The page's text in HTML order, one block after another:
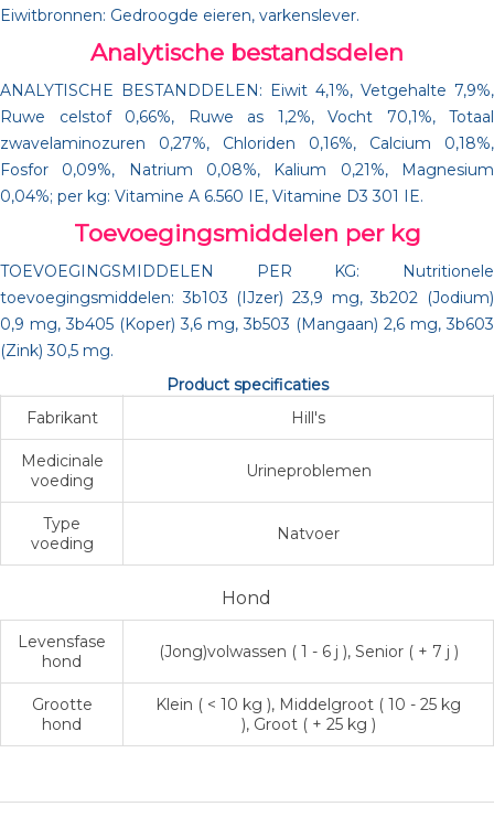
Eiwitbronnen: Gedroogde eieren, varkenslever.
Analytische bestandsdelen
ANALYTISCHE BESTANDDELEN: Eiwit 4,1%, Vetgehalte 7,9%,
Ruwe celstof 0,66%, Ruwe as 1,2%, Vocht 70,1%, Totaal
zwavelaminozuren 0,27%, Chloriden 0,16%, Calcium 0,18%,
Fosfor 0,09%, Natrium 0,08%, Kalium 0,21%, Magnesium
0,04%; per kg: Vitamine A 6.560 IE, Vitamine D3 301 IE.
Toevoegingsmiddelen per kg
TOEVOEGINGSMIDDELEN PER KG: Nutritionele
toevoegingsmiddelen: 3b103 (IJzer) 23,9 mg, 3b202 (Jodium)
0,9 mg, 3b405 (Koper) 3,6 mg, 3b503 (Mangaan) 2,6 mg, 3b603
(Zink) 30,5 mg.
Product specificaties
Fabrikant
Hill's
Medicinale
voeding
Urineproblemen
Type
voeding
Natvoer
Hond
Levensfase
hond
(Jong)volwassen ( 1 - 6 j ), Senior ( + 7 j )
Grootte
hond
Klein ( < 10 kg ), Middelgroot ( 10 - 25 kg
), Groot ( + 25 kg )